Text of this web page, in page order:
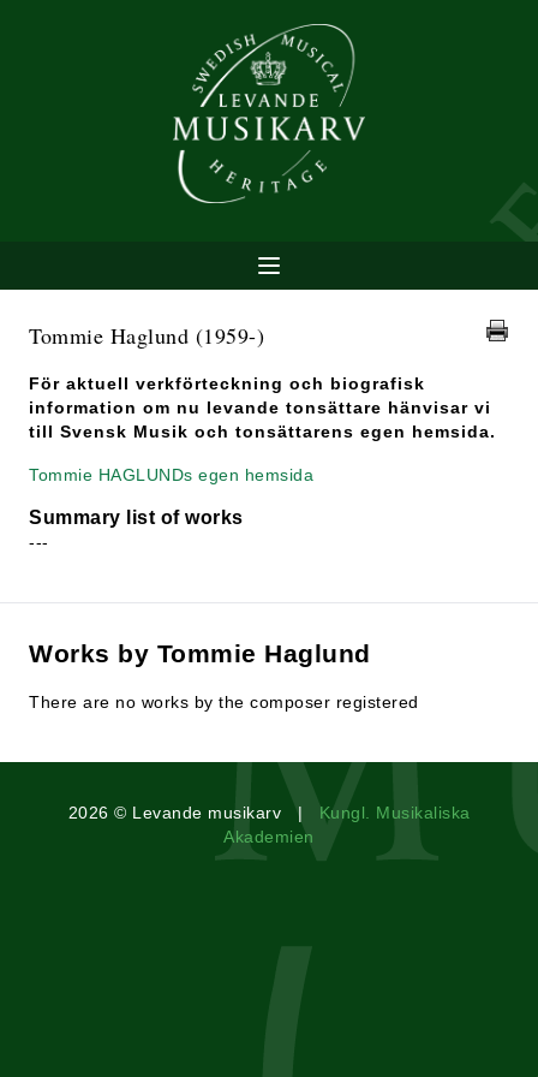
Tommie Haglund (1959-)
För aktuell verkförteckning och biografisk
information om nu levande tonsättare hänvisar vi
till Svensk Musik och tonsättarens egen hemsida.
Tommie HAGLUNDs egen hemsida
Summary list of works
---
Works by Tommie Haglund
There are no works by the composer registered
2026 © Levande musikarv | Kungl. Musikaliska
Akademien